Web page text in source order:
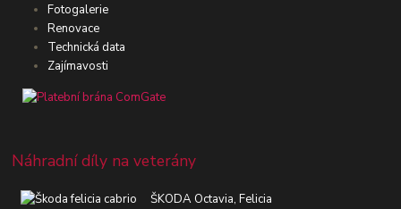
Fotogalerie
Renovace
Technická data
Zajímavosti
Náhradní díly na veterány
ŠKODA Octavia, Felicia